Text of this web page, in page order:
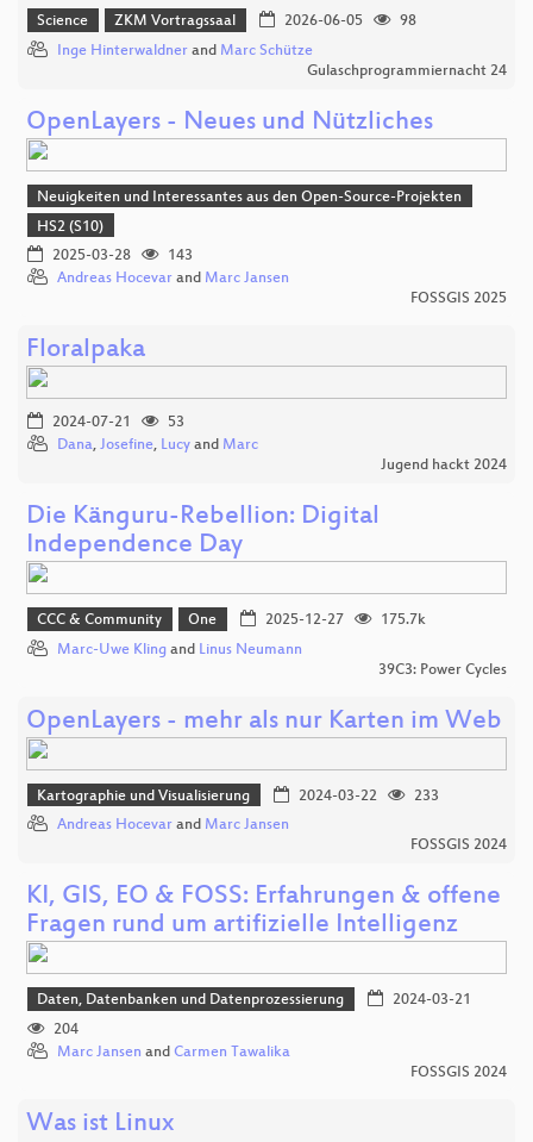
Science ZKM Vortragssaal 2026-06-05
98
Inge Hinterwaldner and Marc Schütze
Gulaschprogrammiernacht 24
OpenLayers - Neues und Nützliches
Neuigkeiten und Interessantes aus den Open-Source-Projekten
HS2 (S10)
2025-03-28
143
Andreas Hocevar and Marc Jansen
FOSSGIS 2025
Floralpaka
2024-07-21
53
Dana, Josefine, Lucy and Marc
Jugend hackt 2024
Die Känguru-Rebellion: Digital
Independence Day
CCC & Community One 2025-12-27
175.7k
Marc-Uwe Kling and Linus Neumann
39C3: Power Cycles
OpenLayers - mehr als nur Karten im Web
Kartographie und Visualisierung 2024-03-22
233
Andreas Hocevar and Marc Jansen
FOSSGIS 2024
KI, GIS, EO & FOSS: Erfahrungen & offene
Fragen rund um artifizielle Intelligenz
Daten, Datenbanken und Datenprozessierung
2024-03-21
204
Marc Jansen and Carmen Tawalika
FOSSGIS 2024
Was ist Linux